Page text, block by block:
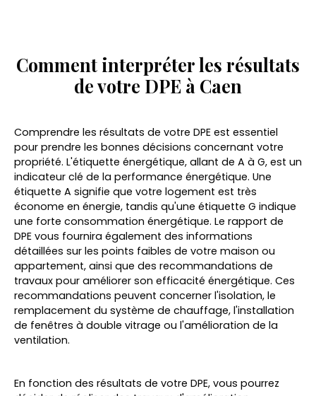
Comment interpréter les résultats
de votre DPE à Caen
Comprendre les résultats de votre DPE est essentiel
pour prendre les bonnes décisions concernant votre
propriété. L'étiquette énergétique, allant de A à G, est un
indicateur clé de la performance énergétique. Une
étiquette A signifie que votre logement est très
économe en énergie, tandis qu'une étiquette G indique
une forte consommation énergétique. Le rapport de
DPE vous fournira également des informations
détaillées sur les points faibles de votre maison ou
appartement, ainsi que des recommandations de
travaux pour améliorer son efficacité énergétique. Ces
recommandations peuvent concerner l'isolation, le
remplacement du système de chauffage, l'installation
de fenêtres à double vitrage ou l'amélioration de la
ventilation.
En fonction des résultats de votre DPE, vous pourrez